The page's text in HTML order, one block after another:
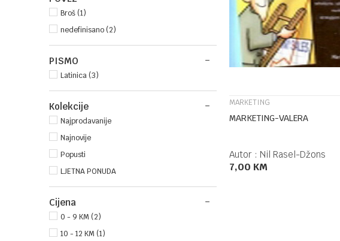
Broš (1)
nedefinisano (2)
PISMO
Latinica (3)
Kolekcije
Najprodavanije
Najnovije
Popusti
LJETNA PONUDA
Cijena
0 - 9 KM (2)
10 - 12 KM (1)
UPOREDI
MARKETING
MARKETING-VALERA
Autor : Nil Rasel-Džons
7,00 KM